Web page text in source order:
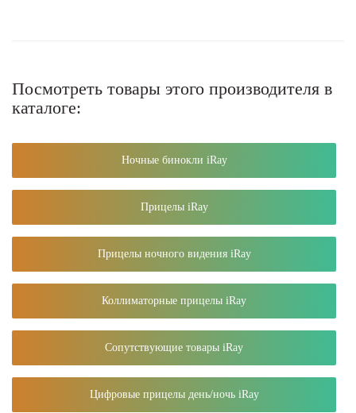
Посмотреть товары этого производителя в
каталоге:
Ночные бинокли iRay
Прицелы iRay
Прицелы ночного видения iRay
Коллиматорные прицелы iRay
Сопутствующие товары iRay
Цифровые прицелы день/ночь iRay